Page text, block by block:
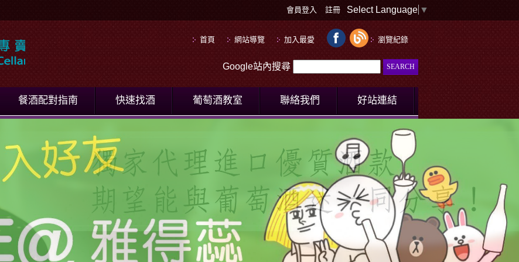
Select Language ▼
會員登入 註冊
首頁 網站導覽 加入最愛 瀏覽紀錄
Google站內搜尋
餐酒配對指南 快速找酒 葡萄酒教室 聯絡我們 好站連結